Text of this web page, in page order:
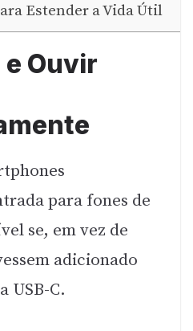
Estender a Vida Útil
e Ouvir
para fones de
se, em vez de
adicionado
USB-C.